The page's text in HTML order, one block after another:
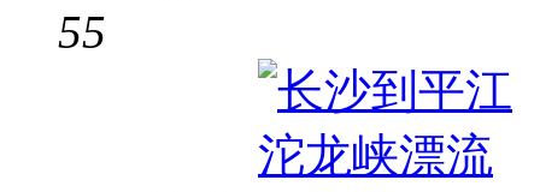
55